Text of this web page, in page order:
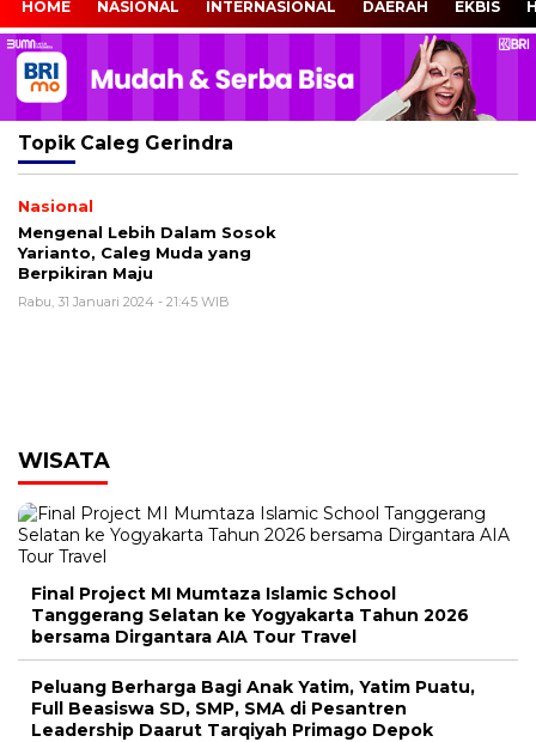
HOME NASIONAL INTERNASIONAL DAERAH EKBIS
Topik Caleg Gerindra
Nasional
Mengenal Lebih Dalam Sosok
Yarianto, Caleg Muda yang
Berpikiran Maju
Rabu, 31 Januari 2024 - 21:45 WIB
WISATA
Final Project MI Mumtaza Islamic School
Tanggerang Selatan ke Yogyakarta Tahun 2026
bersama Dirgantara AIA Tour Travel
Peluang Berharga Bagi Anak Yatim, Yatim Puatu,
Full Beasiswa SD, SMP, SMA di Pesantren
Leadership Daarut Tarqiyah Primago Depok